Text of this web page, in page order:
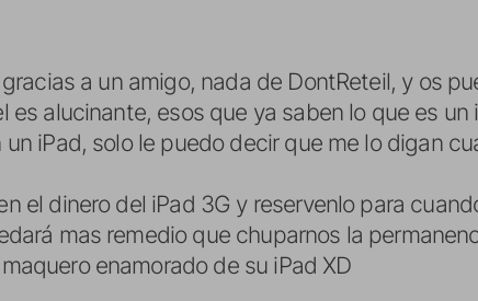
a un amigo, nada de DontReteil, y os
es alucinante, esos que ya saben lo que es
iPad, solo le puedo decir que me lo digan
el dinero del iPad 3G y reservenlo para
mas remedio que chuparnos la
enamorado de su iPad XD